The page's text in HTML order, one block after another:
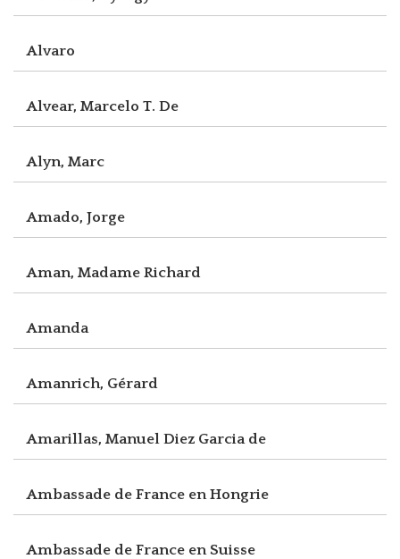
Alvaro
Alvear, Marcelo T. De
Alyn, Marc
Amado, Jorge
Aman, Madame Richard
Amanda
Amanrich, Gérard
Amarillas, Manuel Diez Garcia de
Ambassade de France en Hongrie
Ambassade de France en Suisse